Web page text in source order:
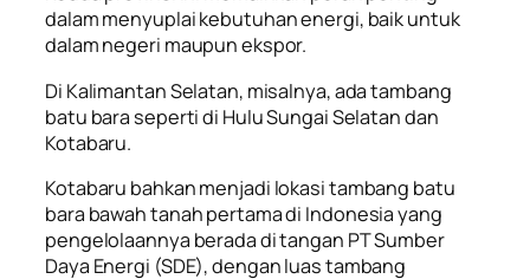
dalam menyuplai kebutuhan energi, baik untuk
dalam negeri maupun ekspor.
Di Kalimantan Selatan, misalnya, ada tambang
batu bara seperti di Hulu Sungai Selatan dan
Kotabaru.
Kotabaru bahkan menjadi lokasi tambang batu
bara bawah tanah pertama di Indonesia yang
pengelolaannya berada di tangan PT Sumber
Daya Energi (SDE), dengan luas tambang